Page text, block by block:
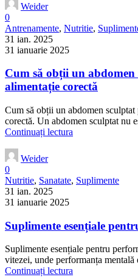
Weider
0
Antrenamente, Nutritie,
31 ian. 2025
31 ianuarie 2025
Cum să obții un
alimentație corectă
Cum să obții un abdomen
corectă. Un abdomen sculptat nu
Continuați lectura
Weider
0
Nutritie, Sanatate, Suplimente
31 ian. 2025
31 ianuarie 2025
Suplimente esențiale
Suplimente esențiale pentru
vitezei, unde performanța mentală
Continuați lectura